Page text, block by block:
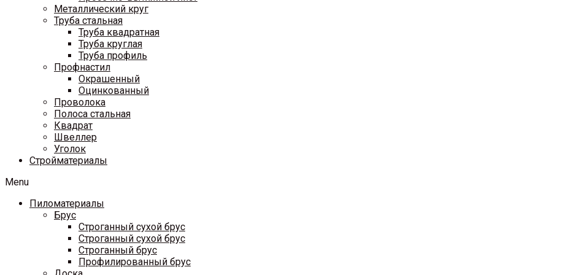
Металлический круг
Труба стальная
Труба квадратная
Труба круглая
Труба профиль
Профнастил
Окрашенный
Оцинкованный
Проволока
Полоса стальная
Квадрат
Швеллер
Уголок
Стройматериалы
Menu
Пиломатериалы
Брус
Строганный сухой брус
Строганный сухой брус
Строганный брус
Профилированный брус